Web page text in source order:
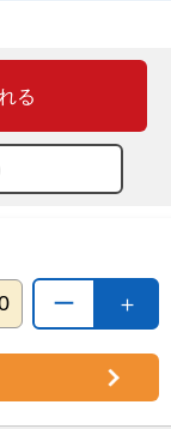
る
＋
ー